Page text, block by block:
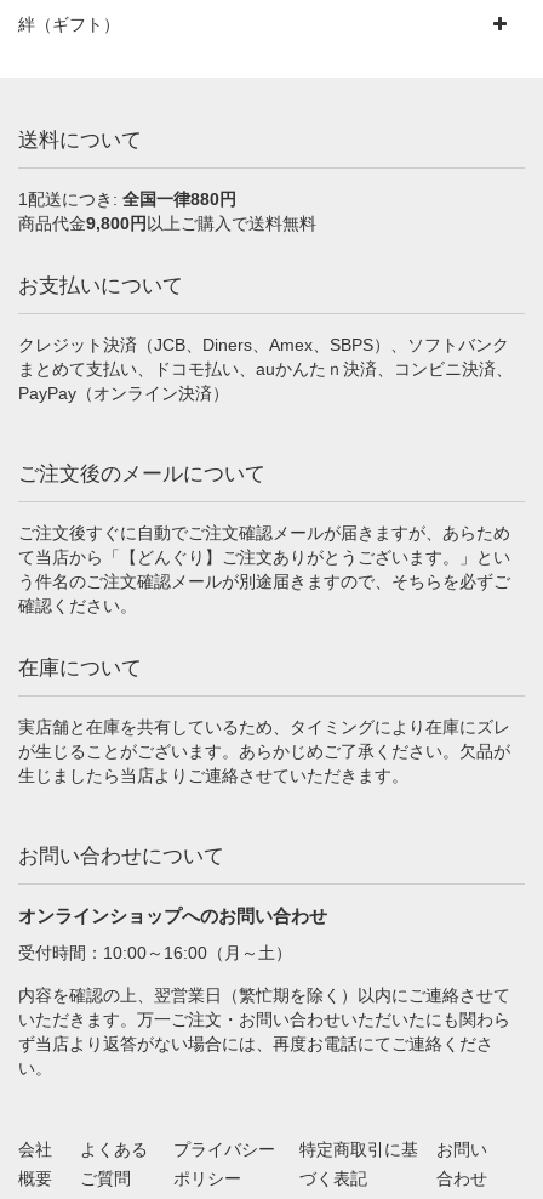
絆（ギフト）
送料について
1配送につき: 全国一律880円
商品代金9,800円 以上ご購入で送料無料
お支払いについて
クレジット決済（JCB、Diners、Amex、SBPS）、ソフトバンク
まとめて支払い、ドコモ払い、auかんたｎ決済、コンビニ決済、
PayPay（オンライン決済）
ご注文後のメールについて
ご注文後すぐに自動でご注文確認メールが届きますが、あらため
て当店から「【どんぐり】ご注文ありがとうございます。」とい
う件名のご注文確認メールが別途届きますので、そちらを必ずご
確認ください。
在庫について
実店舗と在庫を共有しているため、タイミングにより在庫にズレ
が生じることがございます。あらかじめご了承ください。欠品が
生じましたら当店よりご連絡させていただきます。
お問い合わせについて
オンラインショップへのお問い合わせ
受付時間：10:00～16:00（月～土）
内容を確認の上、翌営業日（繁忙期を除く）以内にご連絡させて
いただきます。万一ご注文・お問い合わせいただいたにも関わら
ず当店より返答がない場合には、再度お電話にてご連絡くださ
い。
会社
概要
よくある
ご質問
プライバシー
ポリシー
特定商取引に基
づく表記
お問い
合わせ